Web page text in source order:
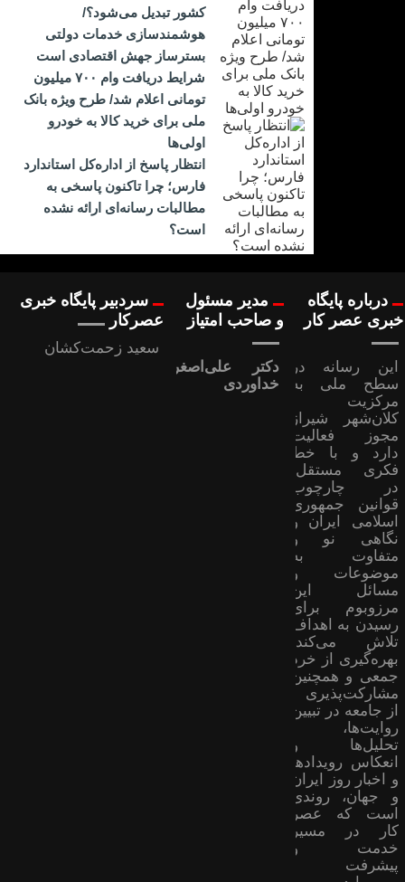
کشور تبدیل می‌شود؟/
هوشمندسازی خدمات دولتی
بسترساز جهش اقتصادی است
شرایط دریافت وام ۷۰۰ میلیون
تومانی اعلام شد/ طرح ویژه بانک
ملی برای خرید کالا به خودرو
اولی‌ها
انتظار پاسخ از اداره‌کل استاندارد
فارس؛ چرا تاکنون پاسخی به
مطالبات رسانه‌ای ارائه نشده
است؟
درباره پایگاه
خبری عصر کار
این رسانه در
سطح ملی به
مرکزیت
کلان‌شهر شیراز
مجوز فعالیت
دارد و با خط
فکری مستقل،
در چارچوب
قوانین جمهوری
اسلامی ایران و
نگاهی نو و
متفاوت به
موضوعات ‌و
مسائل این
مرزوبوم برای
رسیدن به اهداف
تلاش می‌کند؛
بهره‌گیری از خرد
جمعی و همچنین
مشارکت‌پذیری
از جامعه در تبیین
روایت‌ها،
تحلیل‌ها و
انعکاس رویدادها
و اخبار روز ایران
و جهان، روندی
است که عصر
کار در مسیر
خدمت و
پیشرفت
مدیر مسئول
و صاحب امتیاز
دکتر علی‌اصغر
خداوردی
سردبیر پایگاه خبری
عصرکار
سعید زحمت‌کشان